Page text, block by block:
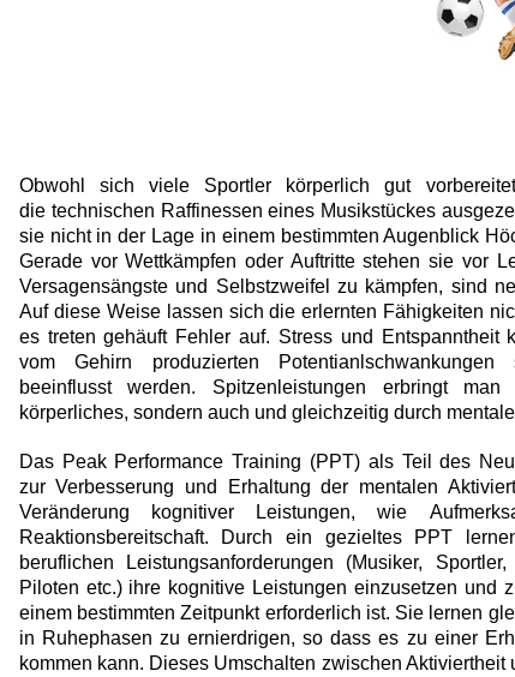
Obwohl sich viele Sportler körperlich gut
die technischen Raffinessen eines Musikstückes
sie nicht in der Lage in einem bestimmten Augenblick
Gerade vor Wettkämpfen oder Auftritte stehen sie vor
Versagensängste und Selbstzweifel zu kämpfen, sind
Auf diese Weise lassen sich die erlernten Fähigkeiten
es treten gehäuft Fehler auf. Stress und Entspanntheit
vom Gehirn produzierten
beeinflusst werden. Spitzenleistungen erbringt
körperliches, sondern auch und gleichzeitig durch
Das Peak Performance Training (PPT) als Teil des
zur Verbesserung und Erhaltung der mentalen
Veränderung kognitiver Leistungen, wie
Reaktionsbereitschaft. Durch ein gezieltes PPT
beruflichen Leistungsanforderungen (Musiker,
Piloten etc.) ihre kognitive Leistungen einzusetzen und
einem bestimmten Zeitpunkt erforderlich ist. Sie lernen
in Ruhephasen zu ernierdrigen, so dass es zu einer
kommen kann. Dieses Umschalten zwischen Aktiviertheit